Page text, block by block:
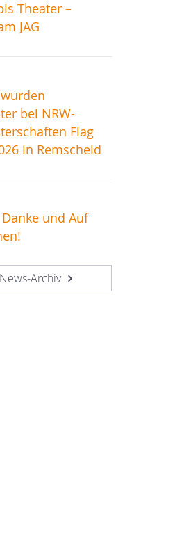
Theater –
JAG
wurden
bei NRW-
Flag
in Remscheid
und Auf
Archiv